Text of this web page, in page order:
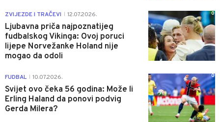
ZVIJEZDE I TRAČEVI 12.07.2026.
Ljubavna priča najpoznatijeg
fudbalskog Vikinga: Ovoj poruci
lijepe Norvežanke Holand nije
mogao da odoli
0
FUDBAL 10.07.2026.
Svijet ovo čeka 56 godina: Može li
Erling Haland da ponovi podvig
Gerda Milera?
0